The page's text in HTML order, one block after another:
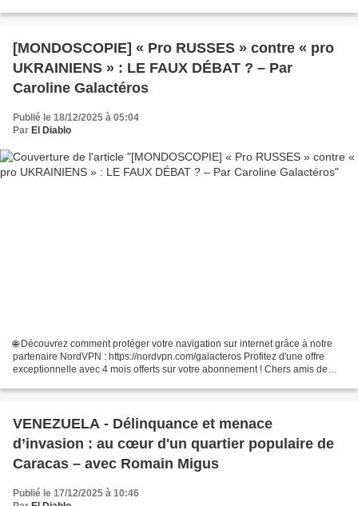
[MONDOSCOPIE] « Pro RUSSES » contre « pro
UKRAINIENS » : LE FAUX DÉBAT ? – Par
Caroline Galactéros
Publié le 18/12/2025 à 05:04
Par El Diablo
🌐 Découvrez comment protéger votre navigation sur internet grâce à notre
partenaire NordVPN : https://nordvpn.com/galacteros Profitez d'une offre
exceptionnelle avec 4 mois offerts sur votre abonnement ! Chers amis de
VENEZUELA - Délinquance et menace
d’invasion : au cœur d'un quartier populaire de
Caracas – avec Romain Migus
Publié le 17/12/2025 à 10:46